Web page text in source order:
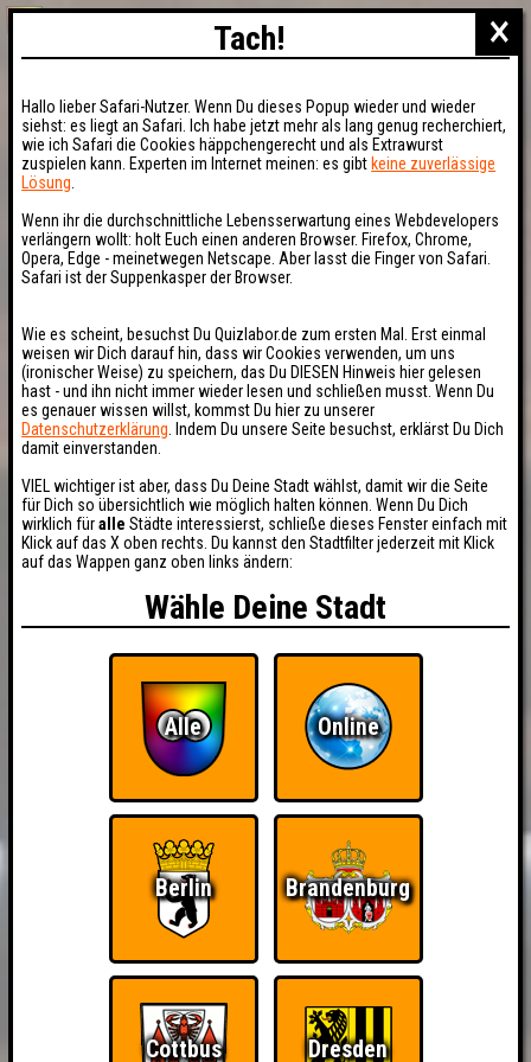
×
Tach!
Hallo lieber Safari-Nutzer. Wenn Du dieses Popup wieder und wieder
siehst: es liegt an Safari. Ich habe jetzt mehr als lang genug recherchiert,
wie ich Safari die Cookies häppchengerecht und als Extrawurst
zuspielen kann. Experten im Internet meinen: es gibt keine zuverlässige
Lösung
Wenn ihr die durchschnittliche Lebensserwartung eines Webdevelopers
verlängern wollt: holt Euch einen anderen Browser. Firefox, Chrome,
Opera, Edge - meinetwegen Netscape. Aber lasst die Finger von Safari.
Safari ist der Suppenkasper der Browser.
Wie es scheint, besuchst Du Quizlabor.de zum ersten Mal. Erst einmal
weisen wir Dich darauf hin, dass wir Cookies verwenden, um uns
(ironischer Weise) zu speichern, das Du DIESEN Hinweis hier gelesen
hast - und ihn nicht immer wieder lesen und schließen musst. Wenn Du
es genauer wissen willst, kommst Du hier zu unserer
Datenschutzerklärung . Indem Du unsere Seite besuchst, erklärst Du Dich
damit einverstanden.
VIEL wichtiger ist aber, dass Du Deine Stadt wählst, damit wir die Seite
für Dich so übersichtlich wie möglich halten können. Wenn Du Dich
wirklich füralle Städte interessierst, schließe dieses Fenster einfach mit
Klick auf das X oben rechts. Du kannst den Stadtfilter jederzeit mit Klick
auf das Wappen ganz oben links ändern:
Wähle Deine Stadt
Alle Online
Berlin Brandenburg
Cottbus Dresden